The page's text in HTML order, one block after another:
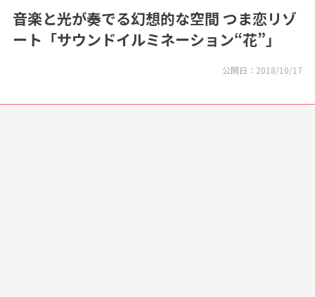
音楽と光が奏でる幻想的な空間 つま恋リゾ
ート「サウンドイルミネーション“花”」
公開日： 2018/10/17